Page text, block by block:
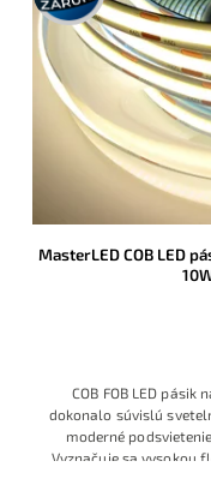
MasterLED COB LED
COB FOB LED
dokonalo súvislú
moderné
Vyznačuje sa vysokou